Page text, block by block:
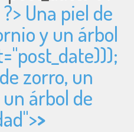
Una piel de
y un árbol
post_date)));
zorro, un
árbol de
>